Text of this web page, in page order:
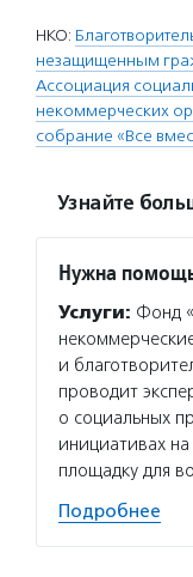
НКО:
незащищенным
Ассоциация
некоммерческих
собрание «Все
Узнайте
Нужна
Услуги: Фонд
и
проводит
о социальных
инициативах
площадку для
Подробнее